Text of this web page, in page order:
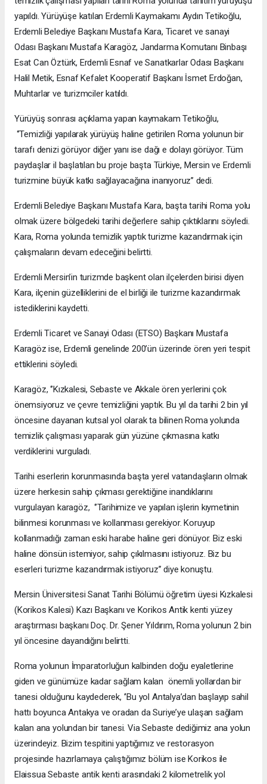
yapıldı. Yürüyüşe katılan Erdemli Kaymakamı Aydın Tetikoğlu,
Erdemli Belediye Başkanı Mustafa Kara, Ticaret ve sanayi
Odası Başkanı Mustafa Karagöz, Jandarma Komutanı Binbaşı
Esat Can Öztürk, Erdemli Esnaf ve Sanatkarlar Odası Başkanı
Halil Metik, Esnaf Kefalet Kooperatif Başkanı İsmet Erdoğan,
Muhtarlar ve turizmciler katıldı.
Yürüyüş sonrası açıklama yapan kaymakam Tetikoğlu,
‘’Temizliği yapılarak yürüyüş haline getirilen Roma yolunun bir
tarafı denizi görüyor diğer yanı ise dağı e dolayı görüyor. Tüm
paydaşlar il başlatılan bu proje başta Türkiye, Mersin ve Erdemli
turizmine büyük katkı sağlayacağına inanıyoruz’’ dedi.
Erdemli Belediye Başkanı Mustafa Kara, başta tarihi Roma yolu
olmak üzere bölgedeki tarihi değerlere sahip çıktıklarını söyledi.
Kara, Roma yolunda temizlik yaptık turizme kazandırmak için
çalışmaların devam edeceğini belirtti.
Erdemli Mersin’in turizmde başkent olan ilçelerden birisi diyen
Kara, ilçenin güzelliklerini de el birliği ile turizme kazandırmak
istediklerini kaydetti.
Erdemli Ticaret ve Sanayi Odası (ETSO) Başkanı Mustafa
Karagöz ise, Erdemli genelinde 200’ün üzerinde ören yeri tespit
ettiklerini söyledi.
Karagöz, ‘’Kızkalesi, Sebaste ve Akkale ören yerlerini çok
önemsiyoruz ve çevre temizliğini yaptık. Bu yıl da tarihi 2 bin yıl
öncesine dayanan kutsal yol olarak ta bilinen Roma yolunda
temizlik çalışması yaparak gün yüzüne çıkmasına katkı
verdiklerini vurguladı.
Tarihi eserlerin korunmasında başta yerel vatandaşların olmak
üzere herkesin sahip çıkması gerektiğine inandıklarını
vurgulayan karagöz, ‘’Tarihimize ve yapılan işlerin kıymetinin
bilinmesi korunması ve kollanması gerekiyor. Koruyup
kollanmadığı zaman eski harabe haline geri dönüyor. Biz eski
haline dönsün istemiyor, sahip çıkılmasını istiyoruz. Biz bu
eserleri turizme kazandırmak istiyoruz’’ diye konuştu.
Mersin Üniversitesi Sanat Tarihi Bölümü öğretim üyesi Kızkalesi
(Korikos Kalesi) Kazı Başkanı ve Korikos Antik kenti yüzey
araştırması başkanı Doç. Dr. Şener Yıldırım, Roma yolunun 2 bin
yıl öncesine dayandığını belirtti.
Roma yolunun İmparatorluğun kalbinden doğu eyaletlerine
giden ve günümüze kadar sağlam kalan önemli yollardan bir
tanesi olduğunu kaydederek, ‘’Bu yol Antalya’dan başlayıp sahil
hattı boyunca Antakya ve oradan da Suriye’ye ulaşan sağlam
kalan ana yolundan bir tanesi. Via Sebaste dediğimiz ana yolun
üzerindeyiz. Bizim tespitini yaptığımız ve restorasyon
projesinde hazırlamaya çalıştığımız bölüm ise Korikos ile
Elaissua Sebaste antik kenti arasındaki 2 kilometrelik yol